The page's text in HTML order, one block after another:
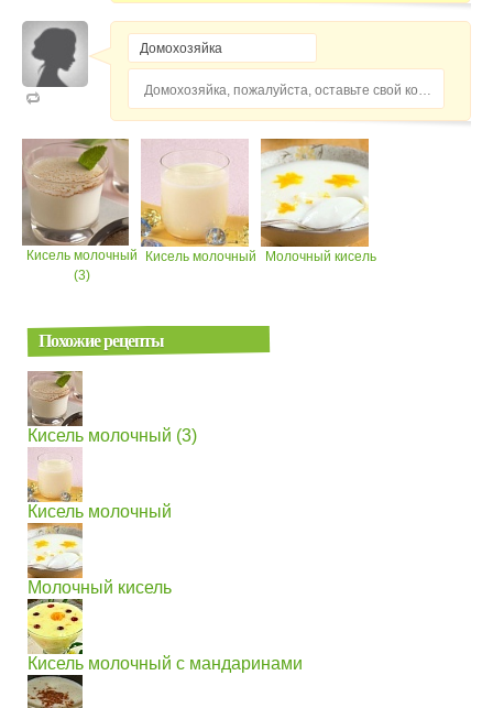
Домохозяйка, пожалуйста, оставьте свой комментарий...
Кисель молочный
(3)
Кисель молочный Молочный кисель
Похожие рецепты
Кисель молочный (3)
Кисель молочный
Молочный кисель
Кисель молочный с мандаринами